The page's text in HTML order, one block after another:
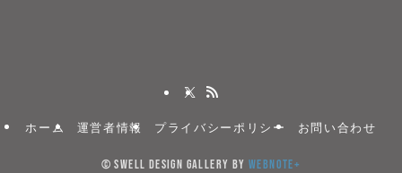
ホーム 運営者情報 プライバシーポリシー お問い合わせ
© SWELL DESIGN GALLERY byWebNote+